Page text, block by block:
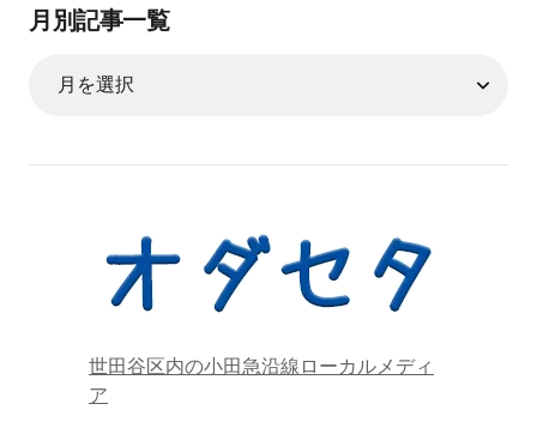
月別記事一覧
世田谷区内の小田急沿線ローカルメディ
ア